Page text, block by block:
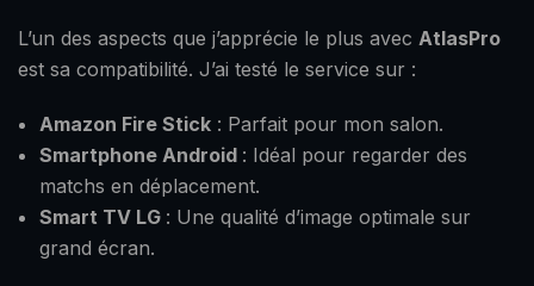
L’un des aspects que j’apprécie le plus avec AtlasPro
est sa compatibilité. J’ai testé le service sur :
Amazon Fire Stick : Parfait pour mon salon.
Smartphone Android : Idéal pour regarder des
matchs en déplacement.
Smart TV LG : Une qualité d’image optimale sur
grand écran.